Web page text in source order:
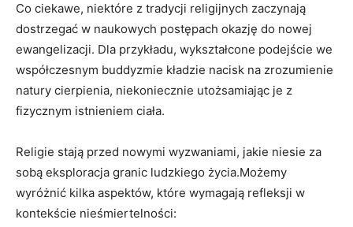
Co ciekawe, niektóre z tradycji religijnych zaczynają
dostrzegać w naukowych postępach okazję do nowej
ewangelizacji. Dla przykładu, wykształcone podejście we
współczesnym buddyzmie kładzie nacisk na zrozumienie
natury cierpienia, niekoniecznie utożsamiając je z
fizycznym istnieniem ciała.
Religie stają przed nowymi wyzwaniami, jakie niesie za
sobą eksploracja granic ludzkiego życia.Możemy
wyróżnić kilka aspektów, które wymagają refleksji w
kontekście nieśmiertelności: